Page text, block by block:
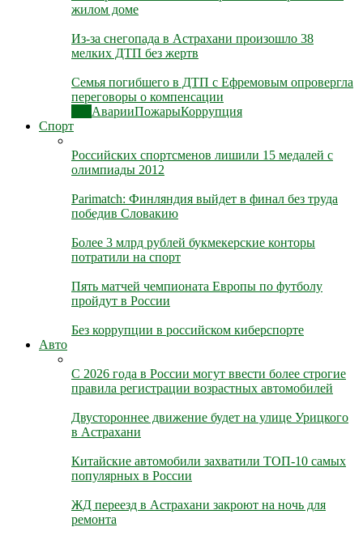
жилом доме
Из-за снегопада в Астрахани произошло 38
мелких ДТП без жертв
Семья погибшего в ДТП с Ефремовым опровергла
переговоры о компенсации
АварииПожарыКоррупция
Спорт
Российских спортсменов лишили 15 медалей с
олимпиады 2012
Parimatch: Финляндия выйдет в финал без труда
победив Словакию
Более 3 млрд рублей букмекерские конторы
потратили на спорт
Пять матчей чемпионата Европы по футболу
пройдут в России
Без коррупции в российском киберспорте
Авто
С 2026 года в России могут ввести более строгие
правила регистрации возрастных автомобилей
Двустороннее движение будет на улице Урицкого
в Астрахани
Китайские автомобили захватили ТОП-10 самых
популярных в России
ЖД переезд в Астрахани закроют на ночь для
ремонта